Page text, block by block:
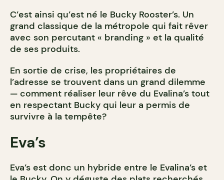
C’est ainsi qu’est né le Bucky Rooster’s. Un
grand classique de la métropole qui fait rêver
avec son percutant « branding » et la qualité
de ses produits.
En sortie de crise, les propriétaires de
l’adresse se trouvent dans un grand dilemme
— comment réaliser leur rêve du Evalina’s tout
en respectant Bucky qui leur a permis de
survivre à la tempête?
Eva’s
Eva’s est donc un hybride entre le Evalina’s et